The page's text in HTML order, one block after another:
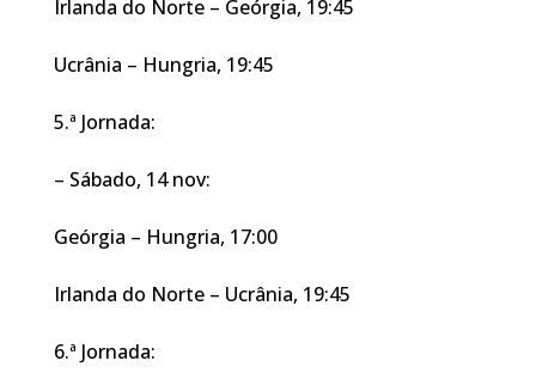
Irlanda do Norte – Geórgia, 19:45
Ucrânia – Hungria, 19:45
5.ª Jornada:
– Sábado, 14 nov:
Geórgia – Hungria, 17:00
Irlanda do Norte – Ucrânia, 19:45
6.ª Jornada: